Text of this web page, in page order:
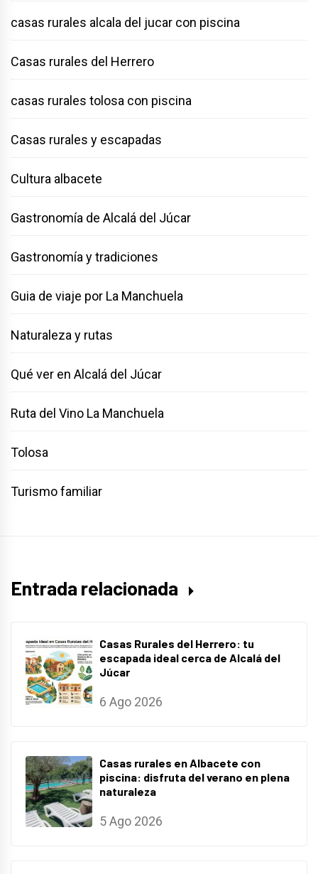
casas rurales alcala del jucar con piscina
Casas rurales del Herrero
casas rurales tolosa con piscina
Casas rurales y escapadas
Cultura albacete
Gastronomía de Alcalá del Júcar
Gastronomía y tradiciones
Guia de viaje por La Manchuela
Naturaleza y rutas
Qué ver en Alcalá del Júcar
Ruta del Vino La Manchuela
Tolosa
Turismo familiar
Entrada relacionada
Casas Rurales del Herrero: tu
escapada ideal cerca de Alcalá del
Júcar
6 Ago 2026
Casas rurales en Albacete con
piscina: disfruta del verano en plena
naturaleza
5 Ago 2026